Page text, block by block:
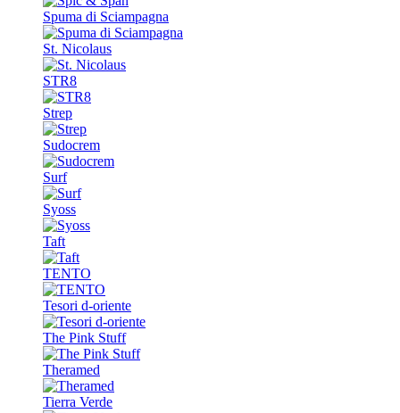
Spuma di Sciampagna
St. Nicolaus
STR8
Strep
Sudocrem
Surf
Syoss
Taft
TENTO
Tesori d-oriente
The Pink Stuff
Theramed
Tierra Verde